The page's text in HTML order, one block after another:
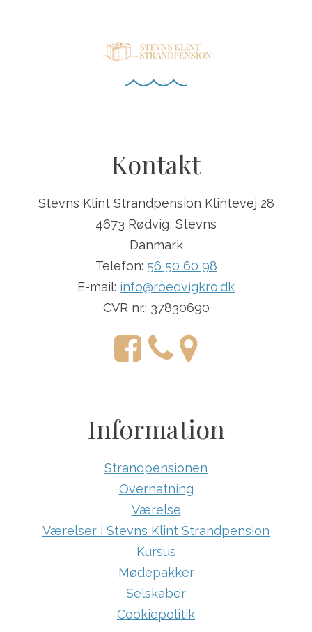
Kontakt
Stevns Klint Strandpension Klintevej 28
4673 Rødvig, Stevns
Danmark
Telefon: 56 50 60 98
E-mail: info@roedvigkro.dk
CVR nr.: 37830690
Information
Strandpensionen
Overnatning
Værelse
Værelser i Stevns Klint Strandpension
Kursus
Mødepakker
Selskaber
Cookiepolitik